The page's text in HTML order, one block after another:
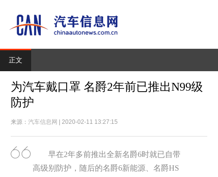
正文
为汽车戴口罩 名爵2年前已推出N99级
防护
来源：汽车信息网 | 2020-02-11 13:27:15
早在2年多前推出全新名爵6时就已自带
高级别防护，随后的名爵6新能源、名爵HS